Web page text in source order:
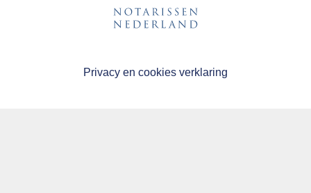
Privacy en cookies verklaring